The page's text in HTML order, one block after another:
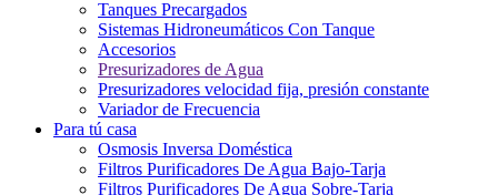
Tanques Precargados
Sistemas Hidroneumáticos Con Tanque
Accesorios
Presurizadores de Agua
Presurizadores velocidad fija, presión constante
Variador de Frecuencia
Para tú casa
Osmosis Inversa Doméstica
Filtros Purificadores De Agua Bajo-Tarja
Filtros Purificadores De Agua Sobre-Tarja